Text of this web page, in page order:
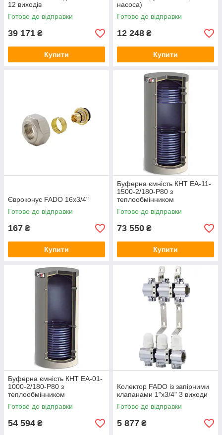
12 виходів
Готово до відправки
39 171 ₴
Купити
насоса)
Готово до відправки
12 248 ₴
Купити
Євроконус FADO 16x3/4"
Готово до відправки
167 ₴
Купити
Буферна ємність КНТ ЕА-11-
1500-2/180-P80 з
теплообмінником
Готово до відправки
73 550 ₴
Купити
Буферна ємність КНТ ЕА-01-
1000-2/180-P80 з
теплообмінником
Готово до відправки
54 594 ₴
Колектор FADO із запірними
клапанами 1"х3/4" 3 виходи
Готово до відправки
5 877 ₴